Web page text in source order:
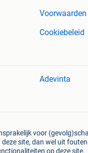
Voorwaarden
Cookiebeleid
Adevinta
voor
site, dan wel uit
op deze site.